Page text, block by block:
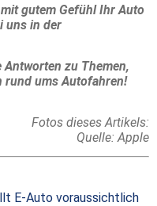
gutem Gefühl Ihr Auto
uns in der
Antworten zu Themen,
rund ums Autofahren!
Fotos dieses Artikels:
Quelle: Apple
E-Auto voraussichtlich